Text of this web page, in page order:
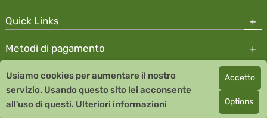
Quick Links
Metodi di pagamento
Copyright © 2026 Team Santé Salvator Apotheke
Remedia Homeopathy GmbH GMP certified pharmaceutical
manufacturer
Usiamo cookies per aumentare il nostro
servizio. Usando questo sito lei acconsente
all'uso di questi. Ulteriori informazioni
Accetto
Options